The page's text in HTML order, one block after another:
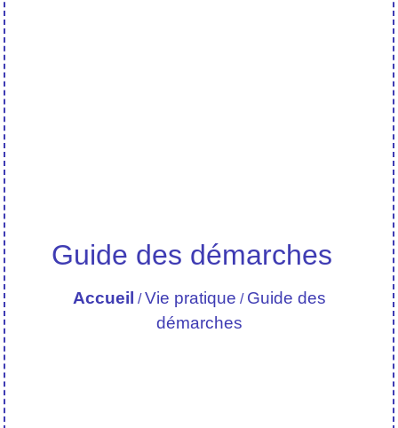
Guide des démarches
Accueil /Vie pratique / Guide des
démarches